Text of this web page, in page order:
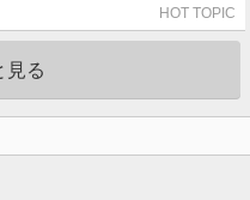
HOT TOPIC
見る